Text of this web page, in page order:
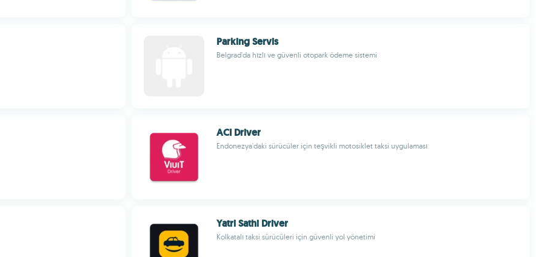
Parking Servis
Belgrad'da hızlı ve güvenli otopark ödeme sistemi
ACI Driver
Endonezya'daki sürücüler için teşvikli motosiklet taksi uygulaması
Yatri Sathi Driver
Kolkatalı taksi sürücüleri için güvenli yol yönetimi